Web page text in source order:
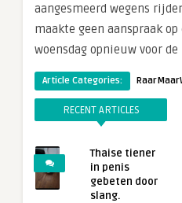
aangesmeerd wegens
maakte geen aanspraak
woensdag opnieuw voor
Article Categories:
RECENT ARTICLES
Thaise tiener
in penis
gebeten door
slang.